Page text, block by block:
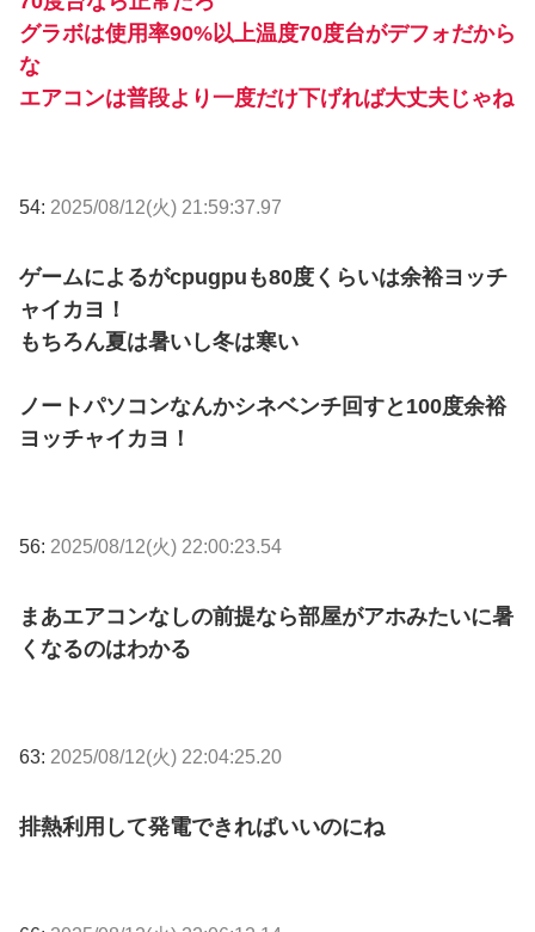
グラボは使用率90%以上温度70度台がデフォだから
な
エアコンは普段より一度だけ下げれば大丈夫じゃね
54: 2025/08/12(火) 21:59:37.97
ゲームによるがcpugpuも80度くらいは余裕ヨッチ
ャイカヨ！
もちろん夏は暑いし冬は寒い
ノートパソコンなんかシネベンチ回すと100度余裕
ヨッチャイカヨ！
56: 2025/08/12(火) 22:00:23.54
まあエアコンなしの前提なら部屋がアホみたいに暑
くなるのはわかる
63: 2025/08/12(火) 22:04:25.20
排熱利用して発電できればいいのにね